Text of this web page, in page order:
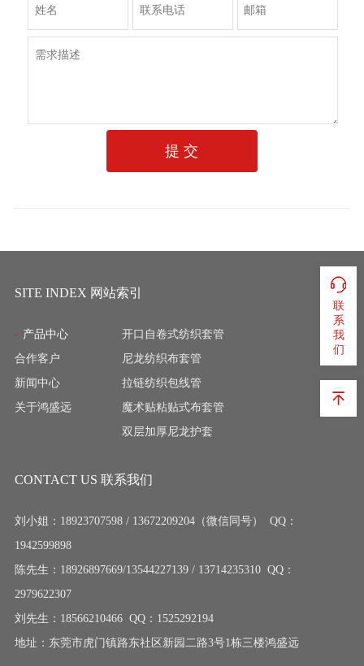
提 交
SITE INDEX 网站索引
产品中心
合作客户
新闻中心
关于鸿盛远
开口自卷式纺织套管
尼龙纺织布套管
拉链纺织包线管
魔术贴粘贴式布套管
双层加厚尼龙护套
CONTACT US 联系我们
刘小姐：18923707598 / 13672209204（微信同号） QQ：
1942599898
陈先生：18926897669/13544227139 / 13714235310 QQ：
2979622307
刘先生：18566210466 QQ：1525292194
地址：东莞市虎门镇路东社区新园二路3号1栋三楼鸿盛远
联
系
我
们